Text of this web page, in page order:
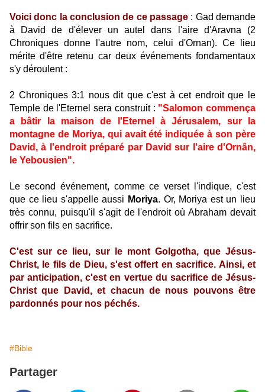
Voici donc la conclusion de ce passage : Gad demande
à David de d'élever un autel dans l'aire d'Aravna (2
Chroniques donne l'autre nom, celui d'Ornan). Ce lieu
mérite d'être retenu car deux événements fondamentaux
s'y déroulent :
2 Chroniques 3:1 nous dit que c'est à cet endroit que le
Temple de l'Eternel sera construit : "Salomon commença
a bâtir la maison de l'Eternel à Jérusalem, sur la
montagne de Moriya, qui avait été indiquée à son père
David, à l'endroit préparé par David sur l'aire d'Ornân,
le Yebousien".
Le second événement, comme ce verset l'indique, c'est
que ce lieu s'appelle aussi Moriya. Or, Moriya est un lieu
très connu, puisqu'il s'agit de l'endroit où Abraham devait
offrir son fils en sacrifice.
C'est sur ce lieu, sur le mont Golgotha, que Jésus-
Christ, le fils de Dieu, s'est offert en sacrifice. Ainsi, et
par anticipation, c'est en vertue du sacrifice de Jésus-
Christ que David, et chacun de nous pouvons être
pardonnés pour nos péchés.
#Bible
Partager